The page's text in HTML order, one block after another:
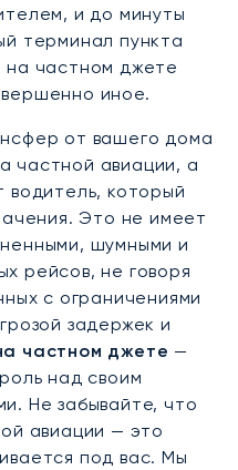
и до минуты
терминал пункта
на частном джете
иное.
от вашего дома
частной авиации, а
водитель, который
Это не имеет
шумными и
рейсов, не говоря
с ограничениями
задержек и
частном джете —
над своим
Не забывайте, что
авиации — это
под вас. Мы